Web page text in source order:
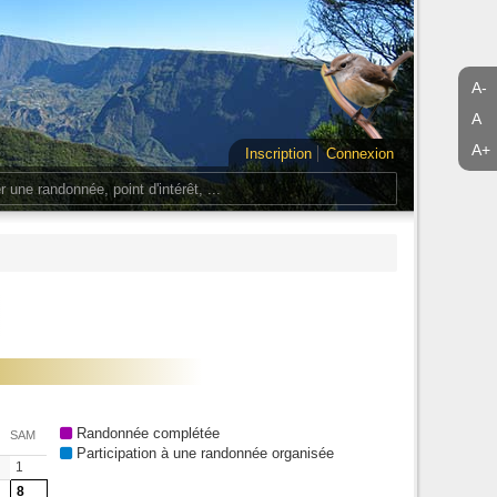
A-
A
A+
Inscription
Connexion
SAM
1
8
Randonnée complétée
Participation à une randonnée organisée